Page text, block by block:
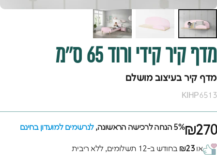
מדףקירקידיורוד65 ס"מ
מדף קיר בעיצוב מושלם
KIHP6513
₪2705% הנחה לרכישה הראשונה, לנרשמים למועדון בחינם
או₪23 בחודש ב-12 תשלומים, ללא ריבית